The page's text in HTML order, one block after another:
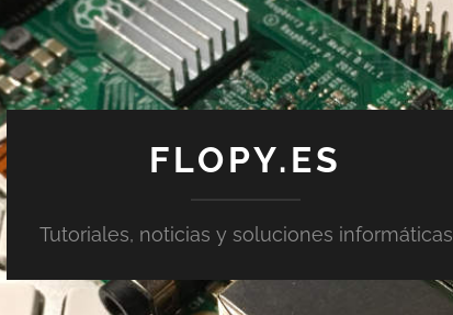
FLOPY.ES
Tutoriales, noticias y soluciones informáticas